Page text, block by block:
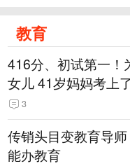
教育
416分、初试第一！
女儿 41岁妈妈考上
3
传销头目变教育导
能办教育